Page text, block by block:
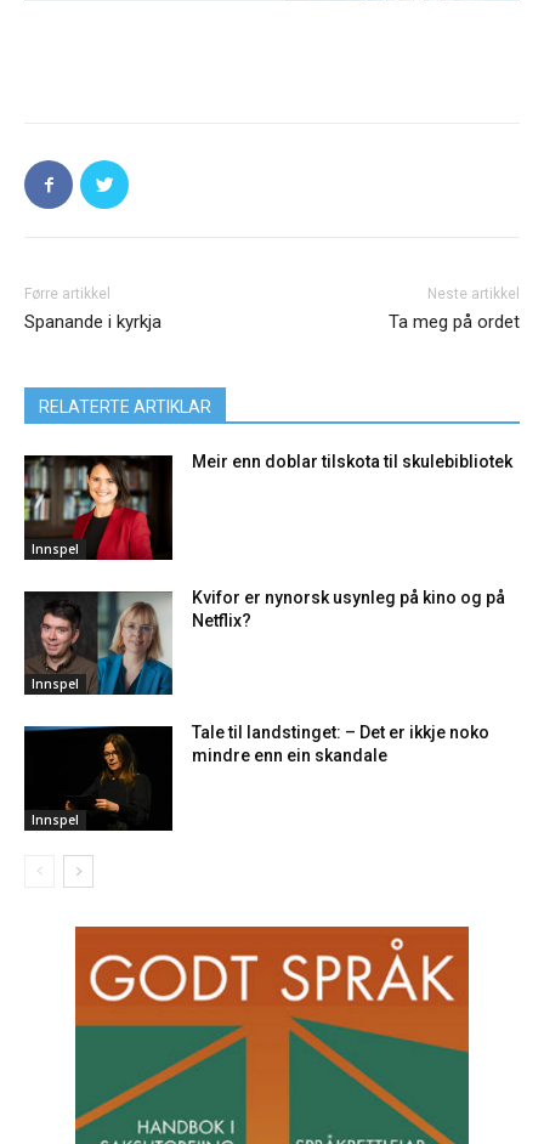
Førre artikkel
Spanande i kyrkja
Neste artikkel
Ta meg på ordet
RELATERTE ARTIKLAR
Innspel
Meir enn doblar tilskota til skulebibliotek
Innspel
Kvifor er nynorsk usynleg på kino og på
Netflix?
Innspel
Tale til landstinget: – Det er ikkje noko
mindre enn ein skandale